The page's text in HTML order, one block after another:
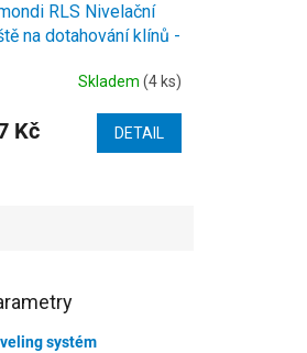
RLS Nivelační
na dotahování klínů -
Skladem (4 ks)
Kč DETAIL
systém